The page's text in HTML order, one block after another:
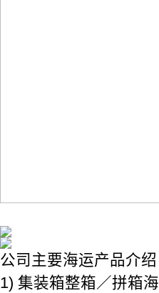
公司主要海运产品介
1) 集装箱整箱／拼箱